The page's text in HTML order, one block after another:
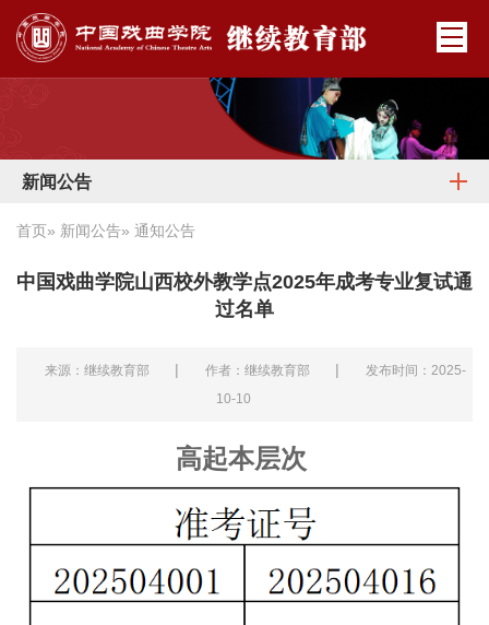
新闻公告
首页» 新闻公告» 通知公告
中国戏曲学院山西校外教学点2025年成考专业复试通
过名单
来源：继续教育部 | 作者：继续教育部 |
发布时间：2025-
10-10
高起本层次